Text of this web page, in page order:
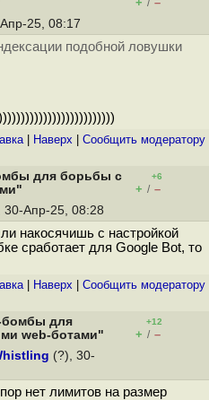
/
25, 08:17
подобной ловушки
| Наверх Cообщить модератору
для борьбы с
+6
+ / –
30-Апр-25, 08:28
накосячишь с настройкой
сработает для Google Bot, то
| Наверх Cообщить модератору
бомбы для
web-ботами"
+12
+ / –
(?), 30-
нет лимитов на размер